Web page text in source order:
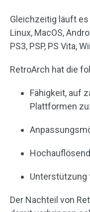
Gleichzeitig läuft
Linux, MacOS,
PS3, PSP, PS Vita,
RetroArch hat die
Fähigkeit, auf
Plattformen
Unterstützung
Der Nachteil von